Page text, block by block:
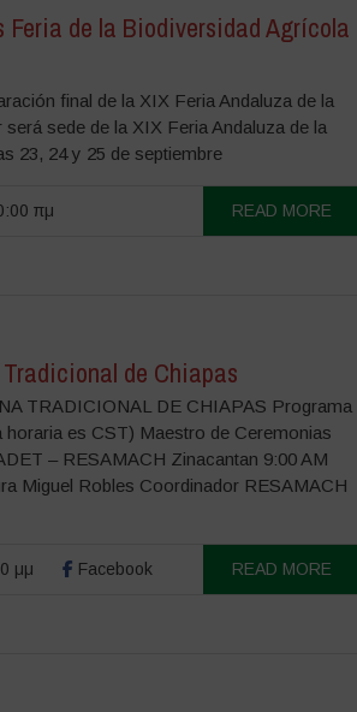
Feria de la Biodiversidad Agrícola
final de la XIX Feria Andaluza de la
sede de la XIX Feria Andaluza de la
23, 24 y 25 de septiembre
πμ READ MORE
de Chiapas
TRADICIONAL DE CHIAPAS Programa
horaria es CST) Maestro de Ceremonias
– RESAMACH Zinacantan 9:00 AM
Miguel Robles Coordinador RESAMACH
μμ Facebook READ MORE